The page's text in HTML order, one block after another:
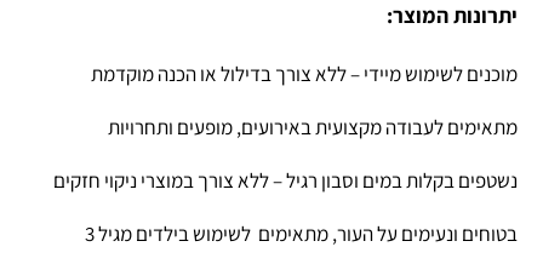
יתרונות המוצר:
מוכנים לשימוש מיידי – ללא צורך בדילול או הכנה מוקדמת
מתאימים לעבודה מקצועית באירועים, מופעים ותחרויות
נשטפים בקלות במים וסבון רגיל – ללא צורך במוצרי ניקוי חזקים
בטוחים ונעימים על העור, מתאימים לשימוש בילדים מגיל 3